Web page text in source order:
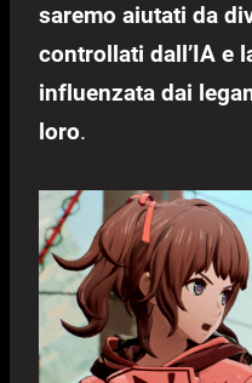
saremo aiutati da
controllati dall’IA e
influenzata dai
loro.